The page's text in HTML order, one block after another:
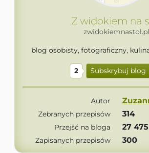
Z widokiem na
zwidokiemnastol.pl
blog osobisty, fotograficzny,
2 Subskrybuj blog
Autor
Zebranych przepisów 314
Przejść na bloga 27 475
Zapisanych przepisów 300